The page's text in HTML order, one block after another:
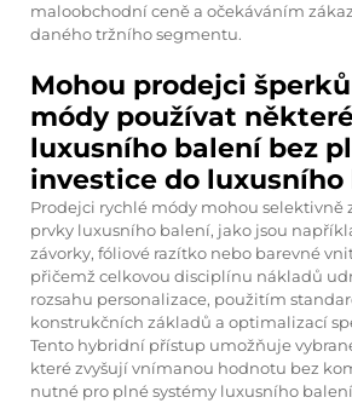
maloobchodní ceně a očekáváním
daného tržního segmentu.
Mohou prodejci
módy používat
luxusního balení bez
investice do luxusního
Prodejci rychlé módy mohou selektivně
prvky luxusního balení, jako jsou
závorky, fóliové razítko nebo barevné
přičemž celkovou disciplínu nákladů
rozsahu personalizace, použitím
konstrukčních základů a optimalizací
Tento hybridní přístup umožňuje
které zvyšují vnímanou hodnotu bez
nutné pro plné systémy luxusního